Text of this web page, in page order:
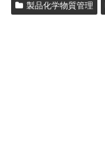
製品化学物質管理